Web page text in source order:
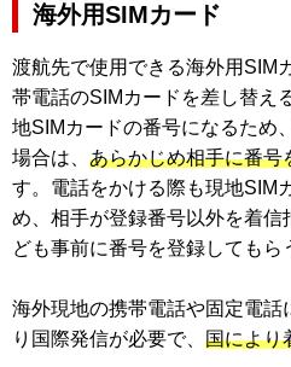
海外用SIMカード
渡航先で使用できる海外用SIM
帯電話のSIMカードを差し替え
地SIMカードの番号になるため
場合は、 あらかじめ相手に番号
す。電話をかける際も現地SIM
め、相手が登録番号以外を着信
ども事前に番号を登録してもら
海外現地の携帯電話や固定電話
り国際発信が必要で、 国により